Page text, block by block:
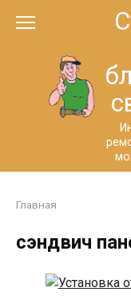
Главная
сэндвич